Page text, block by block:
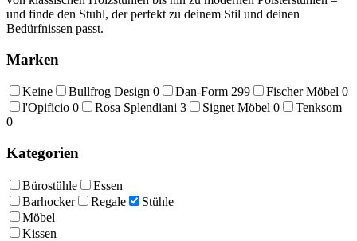
und finde den Stuhl, der perfekt zu deinem Stil und deinen
Bedürfnissen passt.
Marken
Keine Bullfrog Design 0 Dan-Form 299 Fischer Möbel 0
l'Opificio 0 Rosa Splendiani 3 Signet Möbel 0
Tenksom
0
Kategorien
Bürostühle
Essen
Barhocker
Regale
Stühle
Möbel
Kissen